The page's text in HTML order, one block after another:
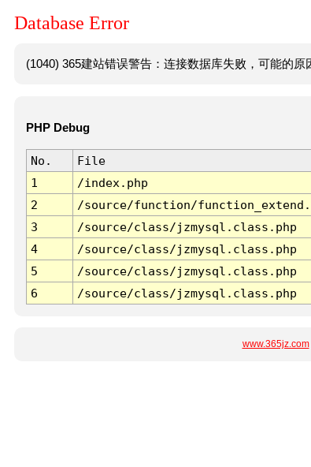
Database Error
(1040) 365建站错误警告：连接数据库失败，可能的原
PHP Debug
No. File
1
/index.php
2
/source/function/
3
/source/class/jzmysql.class.php
4
/source/class/jzmysql.class.php
5
/source/class/jzmysql.class.php
6
/source/class/jzmysql.class.php
www.365jz.com